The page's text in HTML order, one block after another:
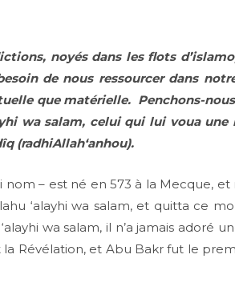
noyés dans les flots
de nous ressourcer dans
que matérielle. Penchons-
wa salam, celui qui lui voua
(radhiAllah‘anhou).
nom – est né en 573 à la Mecque,
‘alayhi wa salam, et quitta ce
wa salam, il n’a jamais adoré
Révélation, et Abu Bakr fut le